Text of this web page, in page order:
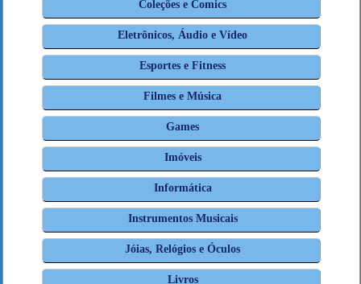
Coleções e Comics
Eletrônicos, Áudio e Vídeo
Esportes e Fitness
Filmes e Música
Games
Imóveis
Informática
Instrumentos Musicais
Jóias, Relógios e Óculos
Livros